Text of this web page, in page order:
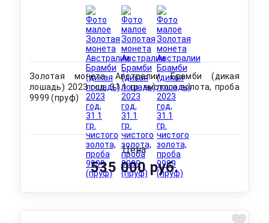
Золотая монета Австралии Брамби (дикая
лошадь) 2023 год, 31.1 гр. чистого золота, проба
9999 (пруф)
Цена
535 000 руб.